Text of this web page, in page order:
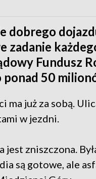
dobrego
zadanie
Fundusz
ponad 50
ma już za sobą.
w jezdni.
jest zniszczona.
są gotowe, ale